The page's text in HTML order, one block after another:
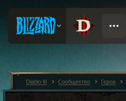
Diablo III Сообщество Герои